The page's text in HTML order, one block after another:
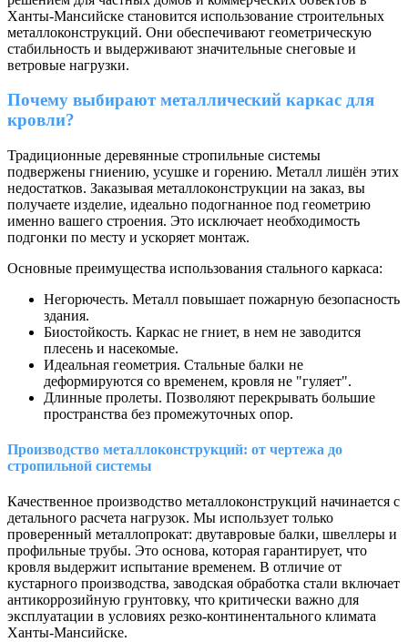
Ханты-Мансийске становится использование строительных
металлоконструкций. Они обеспечивают геометрическую
стабильность и выдерживают значительные снеговые и
ветровые нагрузки.
Почему выбирают металлический каркас для
кровли?
Традиционные деревянные стропильные системы
подвержены гниению, усушке и горению. Металл лишён этих
недостатков. Заказывая металлоконструкции на заказ, вы
получаете изделие, идеально подогнанное под геометрию
именно вашего строения. Это исключает необходимость
подгонки по месту и ускоряет монтаж.
Основные преимущества использования стального каркаса:
Негорючесть. Металл повышает пожарную безопасность
здания.
Биостойкость. Каркас не гниет, в нем не заводится
плесень и насекомые.
Идеальная геометрия. Стальные балки не
деформируются со временем, кровля не "гуляет".
Длинные пролеты. Позволяют перекрывать большие
пространства без промежуточных опор.
Производство металлоконструкций: от чертежа до
стропильной системы
Качественное производство металлоконструкций начинается с
детального расчета нагрузок. Мы использует только
проверенный металлопрокат: двутавровые балки, швеллеры и
профильные трубы. Это основа, которая гарантирует, что
кровля выдержит испытание временем. В отличие от
кустарного производства, заводская обработка стали включает
антикоррозийную грунтовку, что критически важно для
эксплуатации в условиях резко-континентального климата
Ханты-Мансийске.